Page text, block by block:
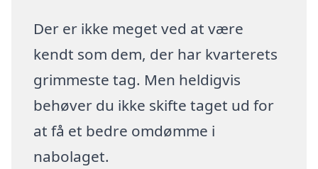
Der er ikke meget ved at være
kendt som dem, der har kvarterets
grimmeste tag. Men heldigvis
behøver du ikke skifte taget ud for
at få et bedre omdømme i
nabolaget.